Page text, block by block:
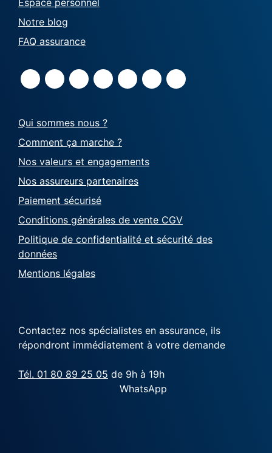
Notre blog
FAQ assurance
Qui sommes nous ?
Comment ça marche ?
Nos valeurs et engagements
Nos assureurs partenaires
Paiement sécurisé
Conditions générales de vente CGV
Politique de confidentialité et sécurité des
données
Mentions légales
Contactez nos spécialistes en assurance, ils
répondront immédiatement à votre demande
Tél. 01 80 89 25 05 de 9h à 19h
WhatsApp